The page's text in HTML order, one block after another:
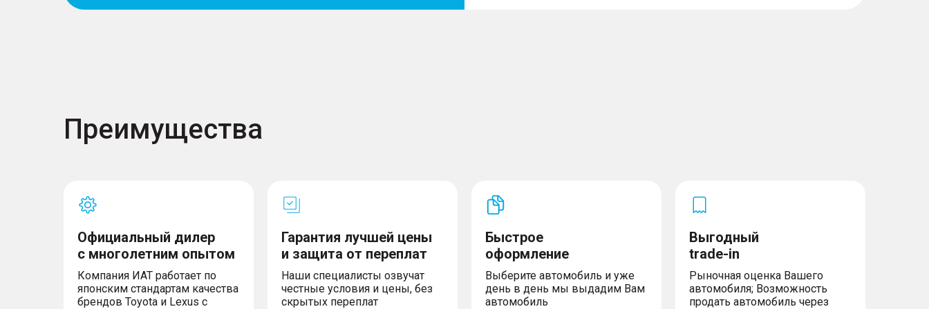
– 6 динамиков
Преимущества
Официальный дилер
с многолетним опытом
Компания ИАТ работает по
японским стандартам качества
брендов Toyota и Lexus с
Гарантия лучшей цены
и защита от переплат
Наши специалисты озвучат
честные условия и цены, без
скрытых переплат
Быстрое
оформление
Выберите автомобиль и уже
день в день мы выдадим Вам
автомобиль
Выгодный
trade-in
Рыночная оценка Вашего
автомобиля; Возможность
продать автомобиль через